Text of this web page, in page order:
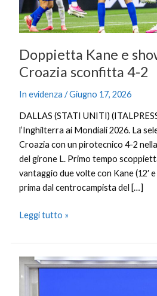
Doppietta Kane e
Croazia sconfitta 4-2
In evidenza /Giugno 17, 2026
DALLAS (STATI UNITI)
l’Inghilterra ai Mondiali 2026. La
Croazia con un pirotecnico 4-2
del girone L. Primo tempo
vantaggio due volte con Kane (12′
prima dal centrocampista del […]
Leggi tutto »
La
Cina